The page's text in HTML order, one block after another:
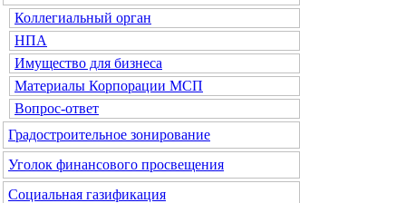
Коллегиальный орган
НПА
Имущество для бизнеса
Материалы Корпорации МСП
Вопрос-ответ
Градостроительное зонирование
Уголок финансового просвещения
Социальная газификация